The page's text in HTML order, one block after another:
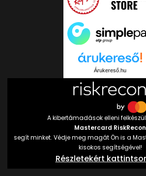
Árukereső.hu
A kibertámadások elleni
Mastercard RiskRecon
segít minket. Védje meg magát Ön is a
kisokos segítségével!
Részletekért